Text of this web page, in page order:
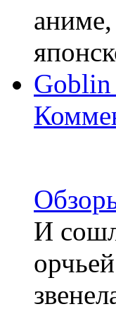
Goblin
И